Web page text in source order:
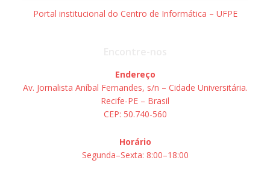
Portal institucional do Centro de Informática – UFPE
Endereço
Av. Jornalista Aníbal Fernandes, s/n – Cidade Universitária.
Recife-PE – Brasil
CEP: 50.740-560
Horário
Segunda–Sexta: 8:00–18:00